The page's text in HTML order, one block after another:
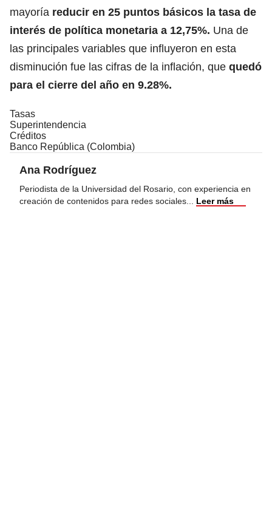
mayoría reducir en 25 puntos básicos la tasa de
interés de política monetaria a 12,75%. Una de
las principales variables que influyeron en esta
disminución fue las cifras de la inflación, que quedó
para el cierre del año en 9.28%.
Tasas
Superintendencia
Créditos
Banco República (Colombia)
Ana Rodríguez
Periodista de la Universidad del Rosario, con experiencia en
creación de contenidos para redes sociales
Leer más